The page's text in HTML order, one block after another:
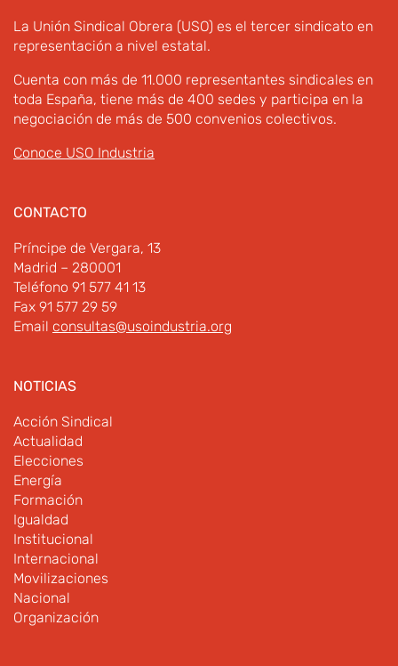
La Unión Sindical Obrera (USO) es el tercer sindicato en
representación a nivel estatal.
Cuenta con más de 11.000 representantes sindicales en
toda España, tiene más de 400 sedes y participa en la
negociación de más de 500 convenios colectivos.
Conoce USO Industria
CONTACTO
Príncipe de Vergara, 13
Madrid – 280001
Teléfono 91 577 41 13
Fax 91 577 29 59
Email consultas@usoindustria.org
NOTICIAS
Acción Sindical
Actualidad
Elecciones
Energía
Formación
Igualdad
Institucional
Internacional
Movilizaciones
Nacional
Organización